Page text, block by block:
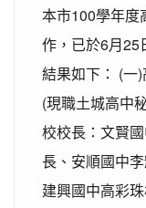
本市100學年度
作，已於6月25
結果如下： (一
(現職土城高中
校校長：文賢
長、安順國中
建興國中高彩